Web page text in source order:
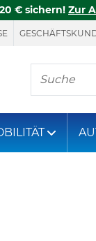
€ sichern! Zur
Hier